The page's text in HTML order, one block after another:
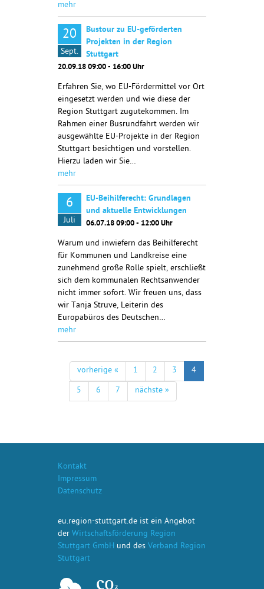
mehr
20
Sept.
Bustour zu EU-geförderten
Projekten in der Region
Stuttgart
20.09.18 09:00 - 16:00 Uhr
Erfahren Sie, wo EU-Fördermittel vor Ort
eingesetzt werden und wie diese der
Region Stuttgart zugutekommen. Im
Rahmen einer Busrundfahrt werden wir
ausgewählte EU-Projekte in der Region
Stuttgart besichtigen und vorstellen.
Hierzu laden wir Sie…
mehr
6
Juli
EU-Beihilferecht: Grundlagen
und aktuelle Entwicklungen
06.07.18 09:00 - 12:00 Uhr
Warum und inwiefern das Beihilferecht
für Kommunen und Landkreise eine
zunehmend große Rolle spielt, erschließt
sich dem kommunalen Rechtsanwender
nicht immer sofort. Wir freuen uns, dass
wir Tanja Struve, Leiterin des
Europabüros des Deutschen…
mehr
vorherige « 1 2 3
4
5
6 7 nächste »
Kontakt
Impressum
Datenschutz
eu.region-stuttgart.de ist ein Angebot
der Wirtschaftsförderung Region
Stuttgart GmbH und des Verband Region
Stuttgart